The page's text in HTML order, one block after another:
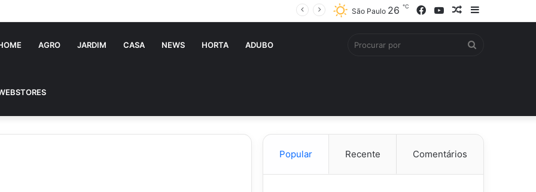
Barra
Artigo
YouTube
Facebook
São Paulo 26 ℃
AGRO JARDIM CASA NEWS HORTA ADUBO
Popular Recente Comentários